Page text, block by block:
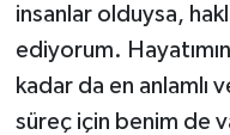
insanlar olduysa,
ediyorum.
kadar da en anlamlı
süreç için benim de